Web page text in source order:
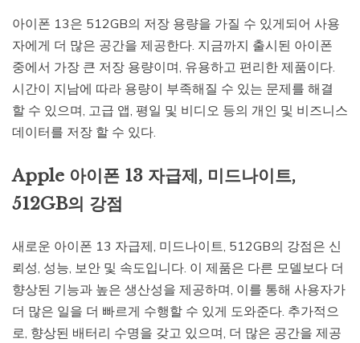
아이폰 13은 512GB의 저장 용량을 가질 수 있게되어 사용
자에게 더 많은 공간을 제공한다. 지금까지 출시된 아이폰
중에서 가장 큰 저장 용량이며, 유용하고 편리한 제품이다.
시간이 지남에 따라 용량이 부족해질 수 있는 문제를 해결
할 수 있으며, 고급 앱, 평일 및 비디오 등의 개인 및 비즈니스
데이터를 저장 할 수 있다.
Apple 아이폰 13 자급제, 미드나이트,
512GB의 강점
새로운 아이폰 13 자급제, 미드나이트, 512GB의 강점은 신
뢰성, 성능, 보안 및 속도입니다. 이 제품은 다른 모델보다 더
향상된 기능과 높은 생산성을 제공하며, 이를 통해 사용자가
더 많은 일을 더 빠르게 수행할 수 있게 도와준다. 추가적으
로, 향상된 배터리 수명을 갖고 있으며, 더 많은 공간을 제공